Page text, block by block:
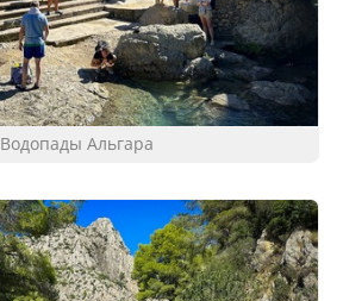
Водопады Альгара